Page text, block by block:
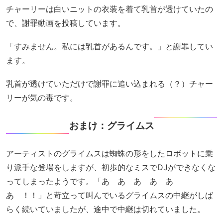
チャーリーは白いニットの衣装を着て乳首が透けていたの
で、謝罪動画を投稿しています。
「すみません。私には乳首があるんです。」と謝罪してい
ます。
乳首が透けていただけで謝罪に追い込まれる（？）チャー
リーが気の毒です。
おまけ：グライムス
アーティストのグライムスは蜘蛛の形をしたロボットに乗
り派手な登場をしますが、初歩的なミスでDJができなくな
ってしまったようです。「あ゙あ゙あ゙あ゙あ゙
あ゙！！」と苛立って叫んでいるグライムスの中継がしば
らく続いていましたが、途中で中継は切れていました。